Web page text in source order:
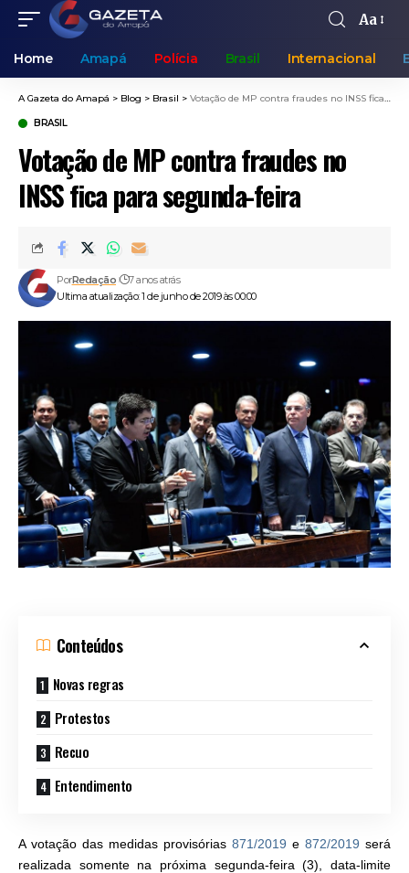
Aa
Home Amapá Polícia Brasil Internacional
A Gazeta do Amapá > Blog > Brasil > Votação de MP contra fraudes no INSS fica para segunda-feira
BRASIL
Votação de MP contra fraudes no
INSS fica para segunda-feira
Ultima atualização: 1 de junho de 2019 às 00:00
PorRedação 7 anos atrás
Conteúdos
Novas regras
Protestos
Recuo
Entendimento
A votação das medidas provisórias 871/2019 e 872/2019 será
realizada somente na próxima segunda-feira (3), data-limite